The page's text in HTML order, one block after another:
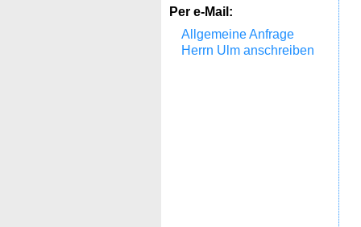
Per e-Mail:
Allgemeine Anfrage
Herrn Ulm anschreiben